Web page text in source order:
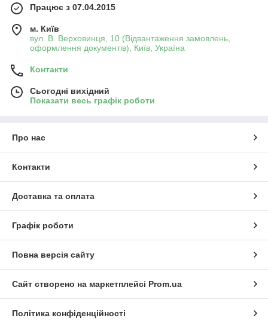
Працює з 07.04.2015
м. Київ
вул. В. Верховинця, 10 (Відвантаження замовлень,
оформлення документів), Київ, Україна
Контакти
Сьогодні вихідний
Показати весь графік роботи
Про нас
Контакти
Доставка та оплата
Графік роботи
Повна версія сайту
Сайт створено на маркетплейсі Prom.ua
Політика конфіденційності